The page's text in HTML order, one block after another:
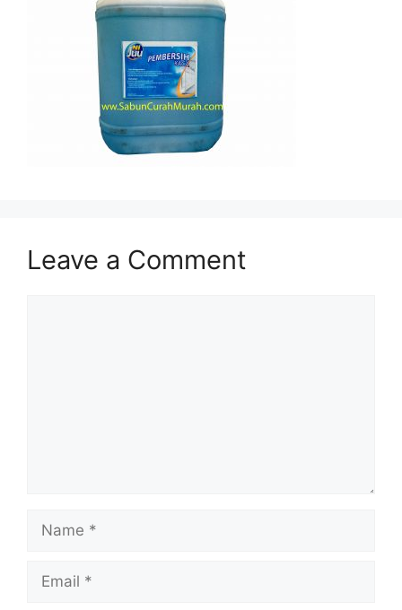
Leave a Comment